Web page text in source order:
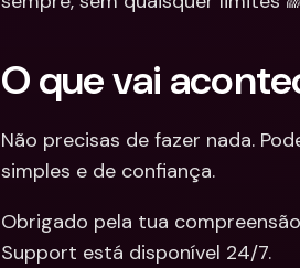
O que vai
Não precisas de fazer nada.
simples e de confiança.
Obrigado pela tua
Support está disponível 24/7.